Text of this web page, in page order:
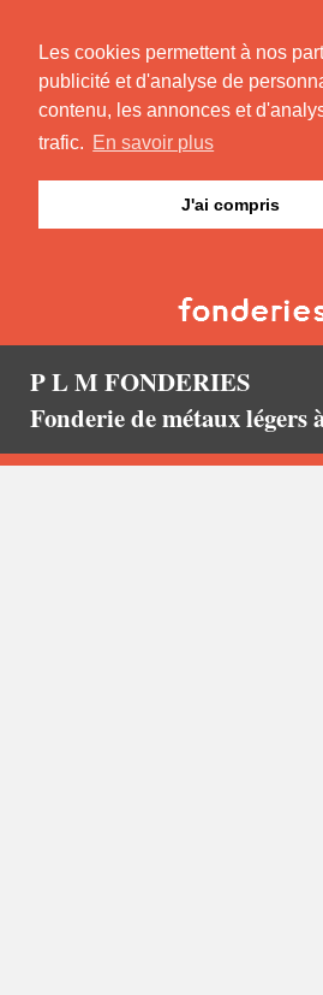
Les cookies permettent à nos
publicité et d'analyse de
contenu, les annonces et
trafic. En savoir plus
J'ai compris
P L M FONDERIES
Fonderie de métaux